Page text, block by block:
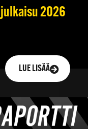
2026
LUE LISÄÄ